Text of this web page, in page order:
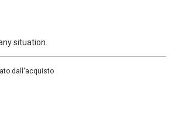
situation.
dall'acquisto